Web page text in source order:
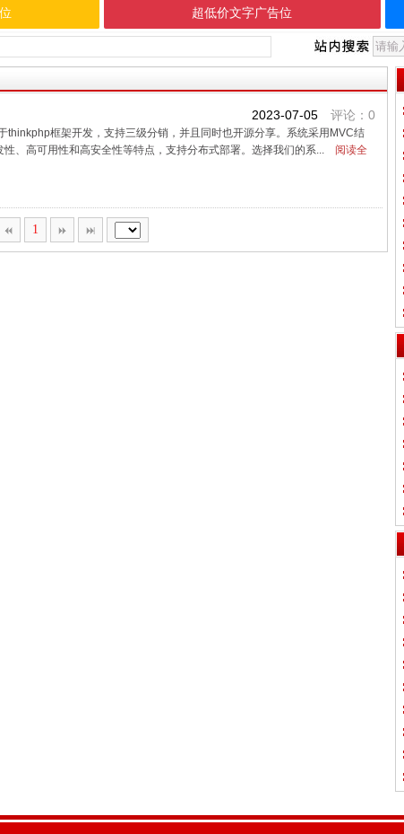
超低价文字广告位
2023-07-05评论：0
框架开发，支持三级分销，并且同时也开源分享。系统采用MVC结
、高可用性和高安全性等特点，支持分布式部署。选择我们的系...
阅读全
1